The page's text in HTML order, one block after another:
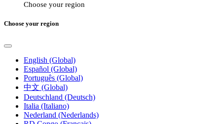
Choose your region
Choose your region
English (Global)
Español (Global)
Português (Global)
中文 (Global)
Deutschland (Deutsch)
Italia (Italiano)
Nederland (Nederlands)